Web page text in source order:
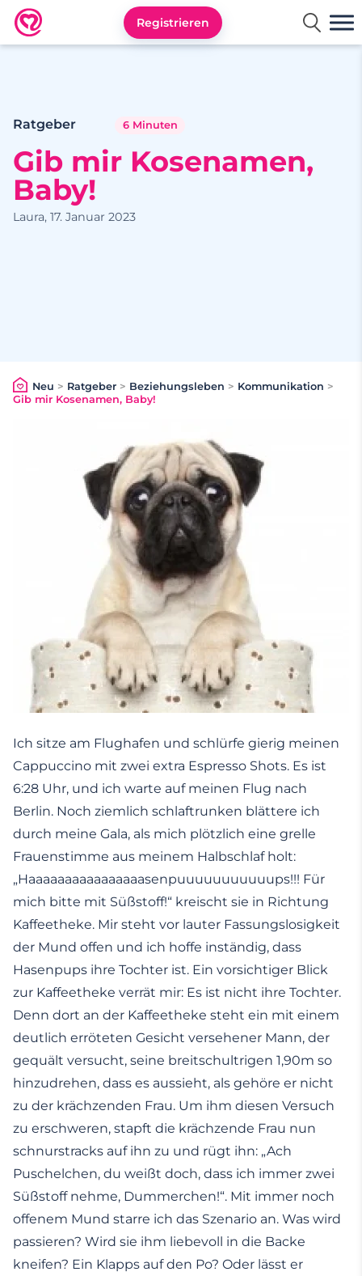
Neu.de
Registrieren
Ratgeber 6 Minuten
Gib mir Kosenamen,
Baby!
Laura, 17. Januar 2023
Neu > Ratgeber > Beziehungsleben > Kommunikation >
Gib mir Kosenamen, Baby!
Ich sitze am Flughafen und schlürfe gierig meinen
Cappuccino mit zwei extra Espresso Shots. Es ist
6:28 Uhr, und ich warte auf meinen Flug nach
Berlin. Noch ziemlich schlaftrunken blättere ich
durch meine Gala, als mich plötzlich eine grelle
Frauenstimme aus meinem Halbschlaf holt:
„Haaaaaaaaaaaaaaaasenpuuuuuuuuuuups!!! Für
mich bitte mit Süßstoff!“ kreischt sie in Richtung
Kaffeetheke. Mir steht vor lauter Fassungslosigkeit
der Mund offen und ich hoffe inständig, dass
Hasenpups ihre Tochter ist. Ein vorsichtiger Blick
zur Kaffeetheke verrät mir: Es ist nicht ihre Tochter.
Denn dort an der Kaffeetheke steht ein mit einem
deutlich erröteten Gesicht versehener Mann, der
gequält versucht, seine breitschultrigen 1,90m so
hinzudrehen, dass es aussieht, als gehöre er nicht
zu der krächzenden Frau. Um ihm diesen Versuch
zu erschweren, stapft die krächzende Frau nun
schnurstracks auf ihn zu und rügt ihn: „Ach
Puschelchen, du weißt doch, dass ich immer zwei
Süßstoff nehme, Dummerchen!“. Mit immer noch
offenem Mund starre ich das Szenario an. Was wird
passieren? Wird sie ihm liebevoll in die Backe
kneifen? Ein Klapps auf den Po? Oder lässt er